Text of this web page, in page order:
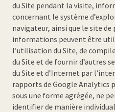
du Site pendant la visite,
concernant le système
navigateur, ainsi que le site de
informations peuvent être
l’utilisation du Site, de
du Site et de fournir d’autres
du Site et d’Internet par
rapports de Google Analytics
sous une forme agrégée, ne
identifier de manière